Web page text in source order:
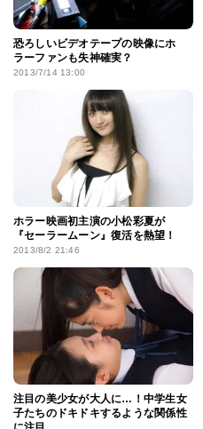
恐ろしいビデオテープの映像にホ
ラーファンも失神確実？
2013/7/14 13:00
ホラー映画初主演の小松彩夏が
『セーラームーン』復活を熱望！
2013/8/2 21:46
注目の美少女が大人に…！中学生女
子たちのドキドキするような関係性